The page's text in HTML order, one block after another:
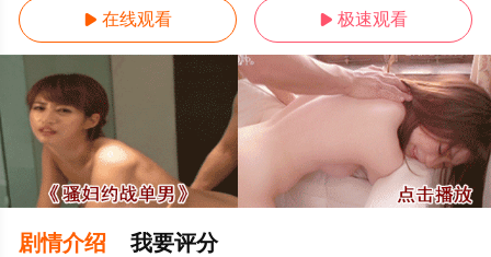
 在线观看  极速观看
剧情介绍 我要评分